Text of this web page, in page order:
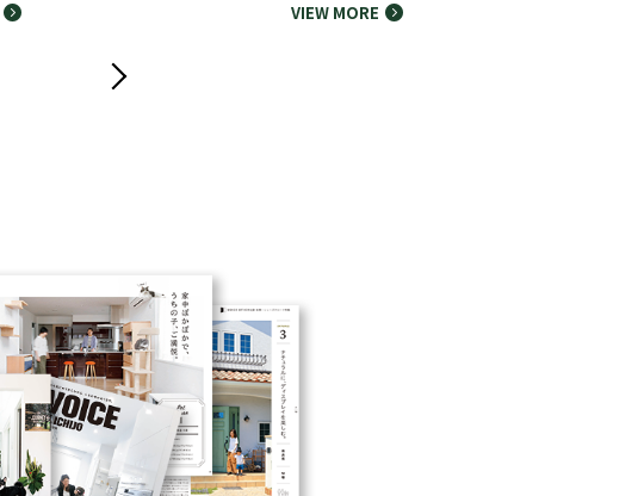
VIEW MORE
Next